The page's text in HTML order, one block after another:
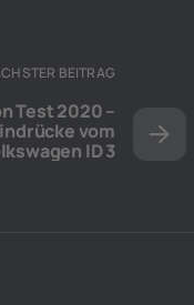
BEITRAG
Test 2020 –
vom
ID 3